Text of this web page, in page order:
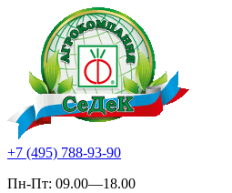
+7 (495) 788-93-90
Пн-Пт: 09.00—18.00